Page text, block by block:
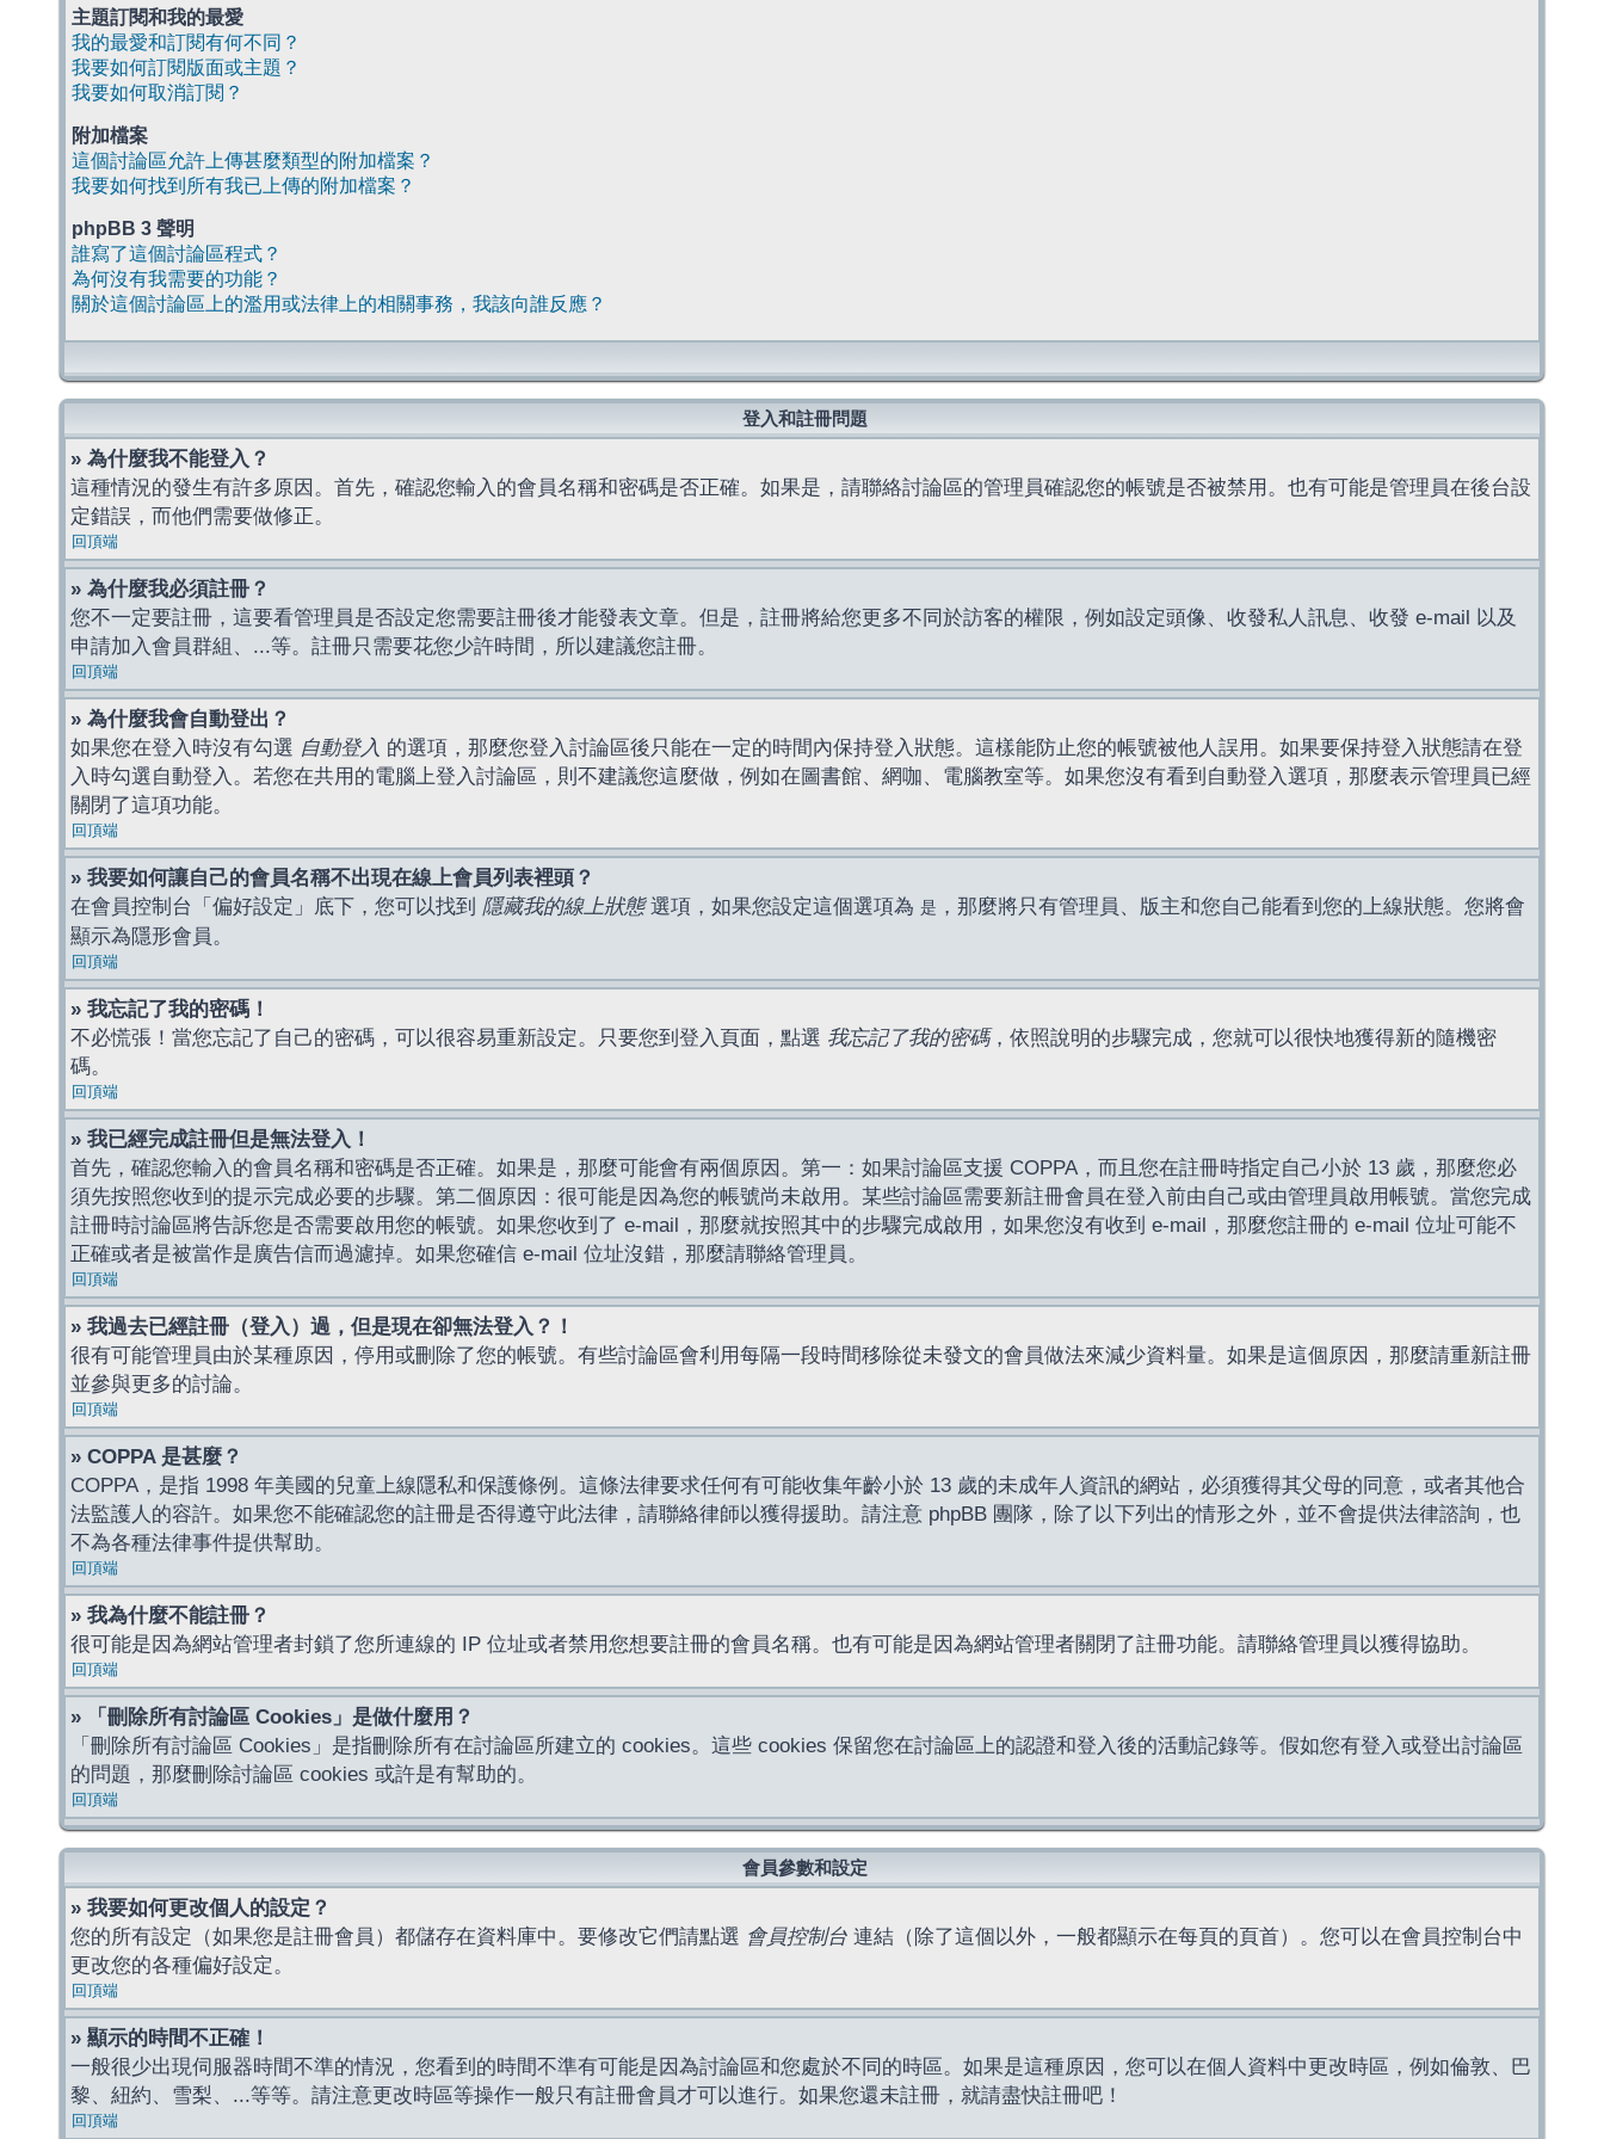
主題訂閱和我的最愛
我的最愛和訂閱有何不同？
我要如何訂閱版面或主題？
我要如何取消訂閱？
附加檔案
這個討論區允許上傳甚麼類型的附加檔案？
我要如何找到所有我已上傳的附加檔案？
phpBB 3 聲明
誰寫了這個討論區程式？
為何沒有我需要的功能？
關於這個討論區上的濫用或法律上的相關事務，我該向誰反應？
登入和註冊問題
» 為什麼我不能登入？
這種情況的發生有許多原因。首先，確認您輸入的會員名稱和密碼是否正確。如果是，請聯絡討論區的管理員確認您的帳號是否被禁用。也有可能是管理員在後台設
定錯誤，而他們需要做修正。
回頂端
» 為什麼我必須註冊？
您不一定要註冊，這要看管理員是否設定您需要註冊後才能發表文章。但是，註冊將給您更多不同於訪客的權限，例如設定頭像、收發私人訊息、收發 e-mail 以及
申請加入會員群組、...等。註冊只需要花您少許時間，所以建議您註冊。
回頂端
» 為什麼我會自動登出？
如果您在登入時沒有勾選 自動登入 的選項，那麼您登入討論區後只能在一定的時間內保持登入狀態。這樣能防止您的帳號被他人誤用。如果要保持登入狀態請在登
入時勾選自動登入。若您在共用的電腦上登入討論區，則不建議您這麼做，例如在圖書館、網咖、電腦教室等。如果您沒有看到自動登入選項，那麼表示管理員已經
關閉了這項功能。
回頂端
» 我要如何讓自己的會員名稱不出現在線上會員列表裡頭？
在會員控制台「偏好設定」底下，您可以找到 隱藏我的線上狀態選項，如果您設定這個選項為 是 ，那麼將只有管理員、版主和您自己能看到您的上線狀態。您將會
顯示為隱形會員。
回頂端
» 我忘記了我的密碼！
不必慌張！當您忘記了自己的密碼，可以很容易重新設定。只要您到登入頁面，點選 我忘記了我的密碼，依照說明的步驟完成，您就可以很快地獲得新的隨機密
碼。
回頂端
» 我已經完成註冊但是無法登入！
首先，確認您輸入的會員名稱和密碼是否正確。如果是，那麼可能會有兩個原因。第一：如果討論區支援 COPPA，而且您在註冊時指定自己小於 13 歲，那麼您必
須先按照您收到的提示完成必要的步驟。第二個原因：很可能是因為您的帳號尚未啟用。某些討論區需要新註冊會員在登入前由自己或由管理員啟用帳號。當您完成
註冊時討論區將告訴您是否需要啟用您的帳號。如果您收到了 e-mail，那麼就按照其中的步驟完成啟用，如果您沒有收到 e-mail，那麼您註冊的 e-mail 位址可能不
正確或者是被當作是廣告信而過濾掉。如果您確信 e-mail 位址沒錯，那麼請聯絡管理員。
回頂端
» 我過去已經註冊（登入）過，但是現在卻無法登入？！
很有可能管理員由於某種原因，停用或刪除了您的帳號。有些討論區會利用每隔一段時間移除從未發文的會員做法來減少資料量。如果是這個原因，那麼請重新註冊
並參與更多的討論。
回頂端
» COPPA 是甚麼？
COPPA，是指 1998 年美國的兒童上線隱私和保護條例。這條法律要求任何有可能收集年齡小於 13 歲的未成年人資訊的網站，必須獲得其父母的同意，或者其他合
法監護人的容許。如果您不能確認您的註冊是否得遵守此法律，請聯絡律師以獲得援助。請注意 phpBB 團隊，除了以下列出的情形之外，並不會提供法律諮詢，也
不為各種法律事件提供幫助。
回頂端
» 我為什麼不能註冊？
很可能是因為網站管理者封鎖了您所連線的 IP 位址或者禁用您想要註冊的會員名稱。也有可能是因為網站管理者關閉了註冊功能。請聯絡管理員以獲得協助。
回頂端
» 「刪除所有討論區 Cookies」是做什麼用？
「刪除所有討論區 Cookies」是指刪除所有在討論區所建立的 cookies。這些 cookies 保留您在討論區上的認證和登入後的活動記錄等。假如您有登入或登出討論區
的問題，那麼刪除討論區 cookies 或許是有幫助的。
回頂端
會員參數和設定
» 我要如何更改個人的設定？
您的所有設定（如果您是註冊會員）都儲存在資料庫中。要修改它們請點選 會員控制台 連結（除了這個以外，一般都顯示在每頁的頁首）。您可以在會員控制台中
更改您的各種偏好設定。
回頂端
» 顯示的時間不正確！
一般很少出現伺服器時間不準的情況，您看到的時間不準有可能是因為討論區和您處於不同的時區。如果是這種原因，您可以在個人資料中更改時區，例如倫敦、巴
黎、紐約、雪梨、...等等。請注意更改時區等操作一般只有註冊會員才可以進行。如果您還未註冊，就請盡快註冊吧！
回頂端